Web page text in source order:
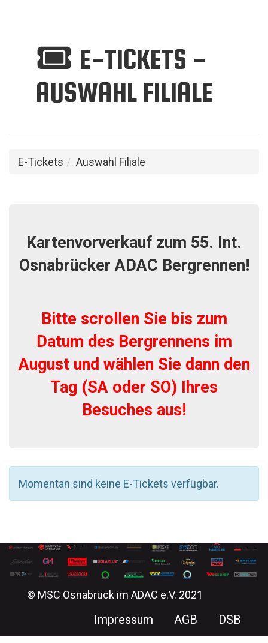
E-TICKETS -
AUSWAHL FILIALE
E-Tickets Auswahl Filiale
Kartenvorverkauf zum 55. Int.
Osnabrücker ADAC Bergrennen!
Bitte scrollen Sie bis zum
Datum des Bergrennens im
August und wählen Sie dann den
Tag (SA oder SO) Ihres
Besuches aus!
Momentan sind keine E-Tickets verfügbar.
© MSC Osnabrück im ADAC e.V. 2021
Impressum AGB DSB